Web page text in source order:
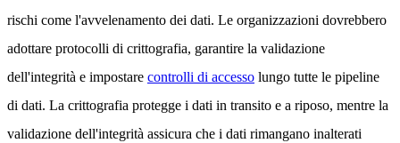
rischi come l'avvelenamento dei dati. Le organizzazioni dovrebbero
adottare protocolli di crittografia, garantire la validazione
dell'integrità e impostare controlli di accesso lungo tutte le pipeline
di dati. La crittografia protegge i dati in transito e a riposo, mentre la
validazione dell'integrità assicura che i dati rimangano inalterati